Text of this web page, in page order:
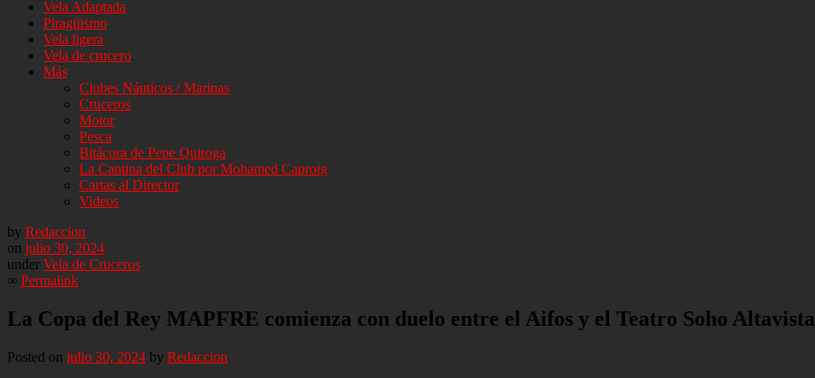
Vela Adaptada
Piragüismo
Vela ligera
Vela de crucero
Más
Clubes Náuticos / Marinas
Cruceros
Motor
Pesca
Bitácora de Pepe Quiroga
La Cantina del Club por Mohamed Caproig
Cartas al Director
Videos
by Redaccion
on julio 30, 2024
under Vela de Cruceros
∞ Permalink
La Copa del Rey MAPFRE comienza con duelo entre el Aifos y el Teatro Soho Altavista
Posted on julio 30, 2024 by Redaccion